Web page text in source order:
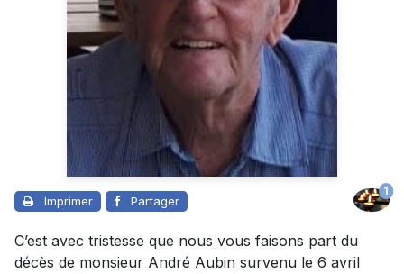
Imprimer Partager
1
C’est avec tristesse que nous vous faisons part du
décès de monsieur André Aubin survenu le 6 avril